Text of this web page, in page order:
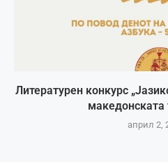
Литературен конкурс
македонската
април 2,